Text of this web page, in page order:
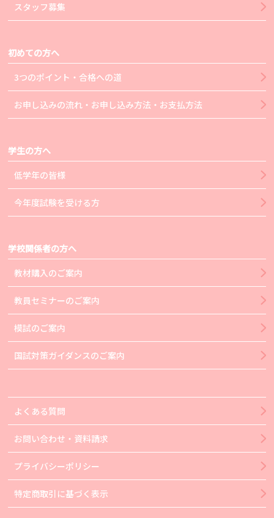
スタッフ募集
初めての方へ
3つのポイント・合格への道
お申し込みの流れ・お申し込み方法・お支払方法
学生の方へ
低学年の皆様
今年度試験を受ける方
学校関係者の方へ
教材購入のご案内
教員セミナーのご案内
模試のご案内
国試対策ガイダンスのご案内
よくある質問
お問い合わせ・資料請求
プライバシーポリシー
特定商取引に基づく表示